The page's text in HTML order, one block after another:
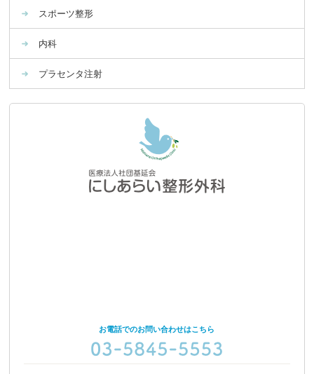
スポーツ整形
内科
プラセンタ注射
お電話でのお問い合わせはこちら